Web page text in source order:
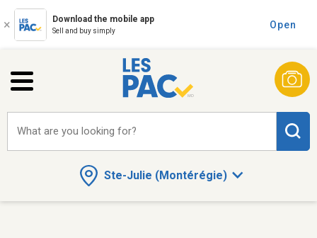
Download the mobile app
Sell and buy simply
Open
Ste-Julie (Montérégie)
What are you looking for?